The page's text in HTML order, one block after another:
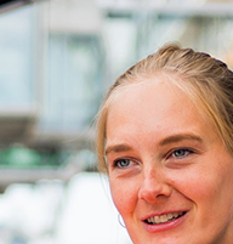
im Hafen am